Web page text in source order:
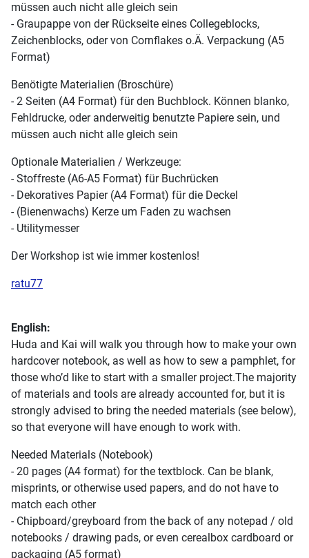
müssen auch nicht alle gleich sein
- Graupappe von der Rückseite eines Collegeblocks,
Zeichenblocks, oder von Cornflakes o.Ä. Verpackung (A5
Format)
Benötigte Materialien (Broschüre)
- 2 Seiten (A4 Format) für den Buchblock. Können blanko,
Fehldrucke, oder anderweitig benutzte Papiere sein, und
müssen auch nicht alle gleich sein
Optionale Materialien / Werkzeuge:
- Stoffreste (A6-A5 Format) für Buchrücken
- Dekoratives Papier (A4 Format) für die Deckel
- (Bienenwachs) Kerze um Faden zu wachsen
- Utilitymesser
Der Workshop ist wie immer kostenlos!
ratu77
English:
Huda and Kai will walk you through how to make your own
hardcover notebook, as well as how to sew a pamphlet, for
those who’d like to start with a smaller project.The majority
of materials and tools are already accounted for, but it is
strongly advised to bring the needed materials (see below),
so that everyone will have enough to work with.
Needed Materials (Notebook)
- 20 pages (A4 format) for the textblock. Can be blank,
misprints, or otherwise used papers, and do not have to
match each other
- Chipboard/greyboard from the back of any notepad / old
notebooks / drawing pads, or even cerealbox cardboard or
packaging (A5 format)